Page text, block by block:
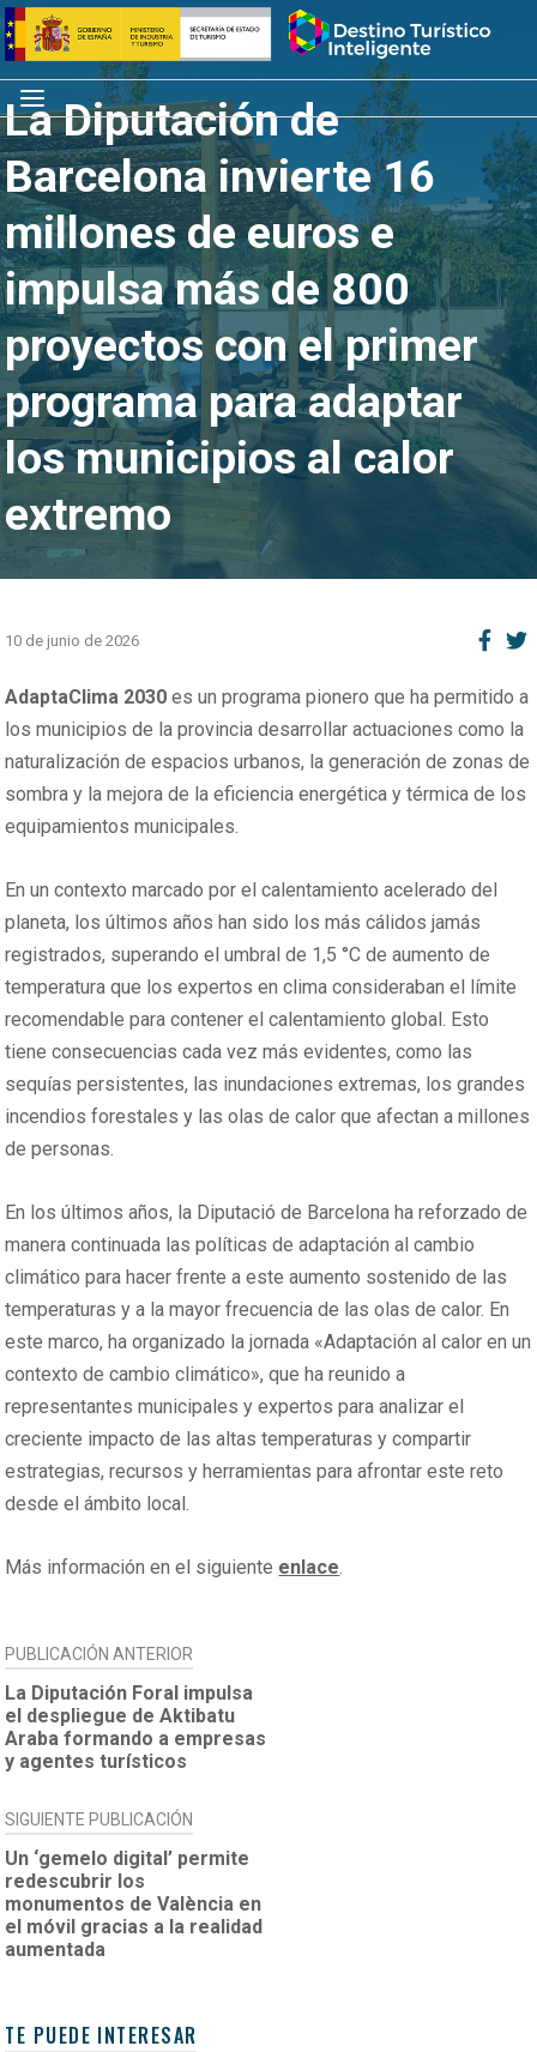
Saltar
al
contenido
Inicio
Menú
La Diputación de
Barcelona invierte 16
millones de euros e
impulsa más de 800
proyectos con el primer
programa para adaptar
los municipios al calor
extremo
10 de junio de 2026
AdaptaClima 2030 es un programa pionero que ha permitido a
los municipios de la provincia desarrollar actuaciones como la
naturalización de espacios urbanos, la generación de zonas de
sombra y la mejora de la eficiencia energética y térmica de los
equipamientos municipales.
En un contexto marcado por el calentamiento acelerado del
planeta, los últimos años han sido los más cálidos jamás
registrados, superando el umbral de 1,5 °C de aumento de
temperatura que los expertos en clima consideraban el límite
recomendable para contener el calentamiento global. Esto
tiene consecuencias cada vez más evidentes, como las
sequías persistentes, las inundaciones extremas, los grandes
incendios forestales y las olas de calor que afectan a millones
de personas.
En los últimos años, la Diputació de Barcelona ha reforzado de
manera continuada las políticas de adaptación al cambio
climático para hacer frente a este aumento sostenido de las
temperaturas y a la mayor frecuencia de las olas de calor. En
este marco, ha organizado la jornada «Adaptación al calor en un
contexto de cambio climático», que ha reunido a
representantes municipales y expertos para analizar el
creciente impacto de las altas temperaturas y compartir
estrategias, recursos y herramientas para afrontar este reto
desde el ámbito local.
Más información en el siguiente enlace.
NAVEGACIÓN
DE
ENTRADAS
PUBLICACIÓN ANTERIOR
La Diputación Foral impulsa
el despliegue de Aktibatu
Araba formando a empresas
y agentes turísticos
SIGUIENTE PUBLICACIÓN
Un ‘gemelo digital’ permite
redescubrir los
monumentos de València en
el móvil gracias a la realidad
aumentada
TE PUEDE INTERESAR